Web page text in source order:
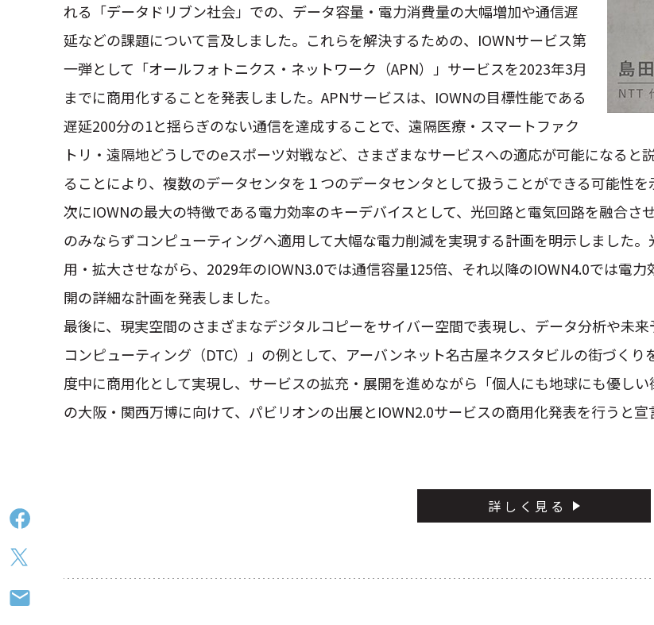
れる「データドリブン社会」での、データ容量・電力消費量の大幅増加や通信遅
延などの課題について言及しました。これらを解決するための、IOWNサービス第
一弾として「オールフォトニクス・ネットワーク（APN）」サービスを2023年3月
までに商用化することを発表しました。APNサービスは、IOWNの目標性能である
遅延200分の1と揺らぎのない通信を達成することで、遠隔医療・スマートファク
トリ・遠隔地どうしでのeスポーツ対戦など、さまざまなサービスへの適応が可能になる
ることにより、複数のデータセンタを１つのデータセンタとして扱うことができる可能性を
次にIOWNの最大の特徴である電力効率のキーデバイスとして、光回路と電気回路を融合さ
のみならずコンピューティングへ適用して大幅な電力削減を実現する計画を明示しました
用・拡大させながら、2029年のIOWN3.0では通信容量125倍、それ以降のIOWN4.0では電
開の詳細な計画を発表しました。
最後に、現実空間のさまざまなデジタルコピーをサイバー空間で表現し、データ分析や未
コンピューティング（DTC）」の例として、アーバンネット名古屋ネクスタビルの街づく
度中に商用化として実現し、サービスの拡充・展開を進めながら「個人にも地球にも優し
の大阪・関西万博に向けて、パビリオンの出展とIOWN2.0サービスの商用化発表を行うと宣
詳しく見る